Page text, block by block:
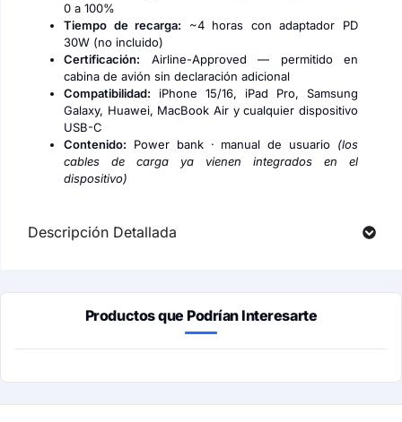
0 a 100%
Tiempo de recarga: ~4 horas con adaptador PD
30W (no incluido)
Certificación: Airline-Approved — permitido en
cabina de avión sin declaración adicional
Compatibilidad: iPhone 15/16, iPad Pro, Samsung
Galaxy, Huawei, MacBook Air y cualquier dispositivo
USB-C
Contenido: Power bank · manual de usuario (los
cables de carga ya vienen integrados en el
dispositivo)
Descripción Detallada
Productos que Podrían Interesarte